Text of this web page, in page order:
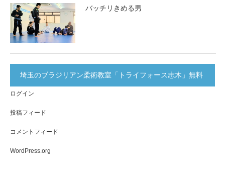
バッチリきめる男
埼玉のブラジリアン柔術教室「トライフォース志木」無料
体験実施中！
ログイン
投稿フィード
コメントフィード
WordPress.org